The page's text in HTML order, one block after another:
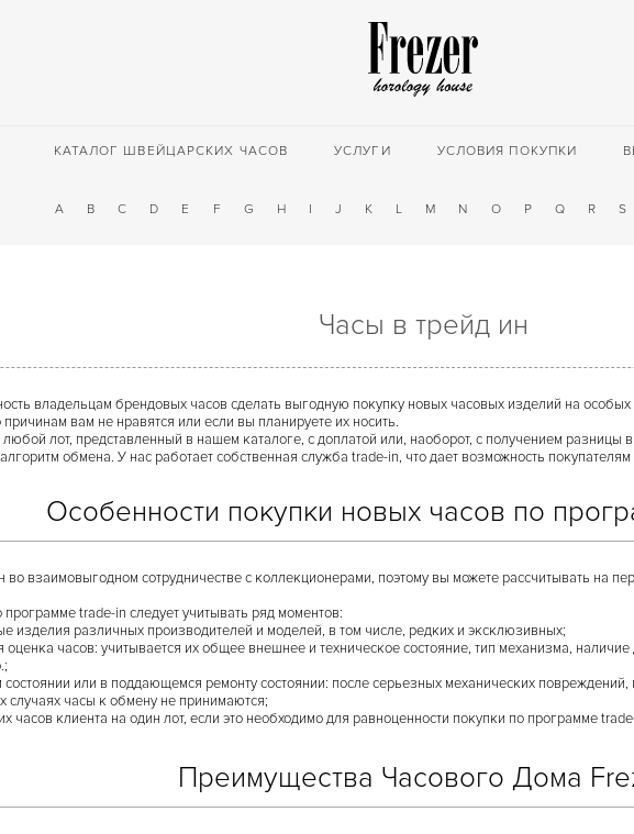
КАТАЛОГ ШВЕЙЦАРСКИХ ЧАСОВ УСЛУГИ УСЛОВИЯ ПОКУПКИ
A B C D E F G H I J K L M N O P Q R S
Часы в трейд ин
владельцам брендовых часов сделать выгодную покупку новых часовых изделий на
вам не нравятся или если вы планируете их носить.
лот, представленный в нашем каталоге, с доплатой или, наоборот, с получением разницы
обмена. У нас работает собственная служба trade-in, что дает возможность
Особенности покупки новых часов по
взаимовыгодном сотрудничестве с коллекционерами, поэтому вы можете рассчитывать на
trade-in следует учитывать ряд моментов:
изделия различных производителей и моделей, в том числе, редких и эксклюзивных;
часов: учитывается их общее внешнее и техническое состояние, тип механизма,
или в поддающемся ремонту состоянии: после серьезных механических повреждений,
случаях часы к обмену не принимаются;
часов клиента на один лот, если это необходимо для равноценности покупки по программе
Преимущества Часового Дома